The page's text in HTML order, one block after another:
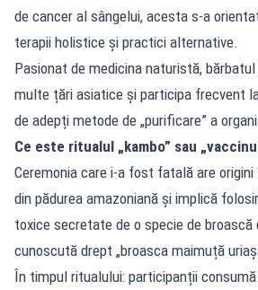
de cancer al sângelui, acesta s-a
terapii holistice și practici alternative.
Pasionat de medicina naturistă,
multe țări asiatice și participa frecvent
de adepți metode de „purificare” a
Ce este ritualul „kambo” sau
Ceremonia care i-a fost fatală are
din pădurea amazoniană și implică
toxice secretate de o specie de broască
cunoscută drept „broasca maimuță
În timpul ritualului: participanții